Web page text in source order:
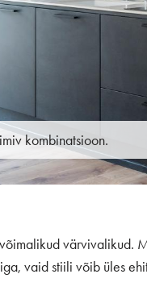
kombinatsioon.
värvivalikud.
vaid stiili võib üles